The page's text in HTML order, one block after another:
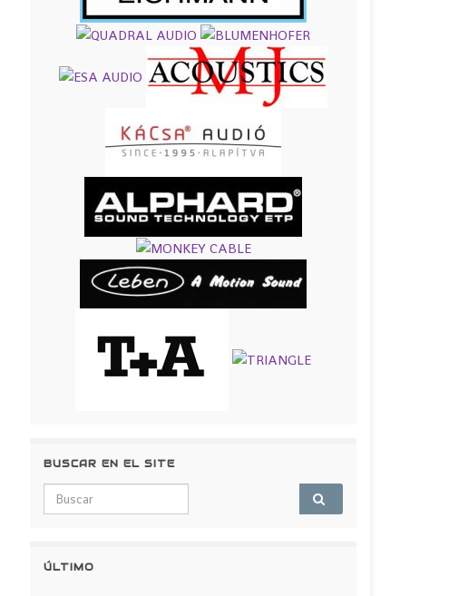
BUSCAR EN EL SITE
Search for:
ÚLTIMO